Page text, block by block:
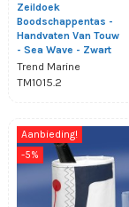
Zeildoek
Boodschappentas -
Handvaten Van Touw
- Sea Wave - Zwart
Trend Marine
TM1015.2
Aanbieding!
-5%